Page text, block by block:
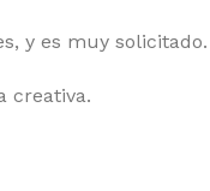
y es muy solicitado.
creativa.